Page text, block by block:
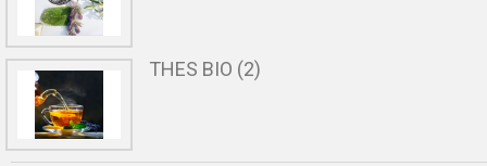
THES BIO (2)